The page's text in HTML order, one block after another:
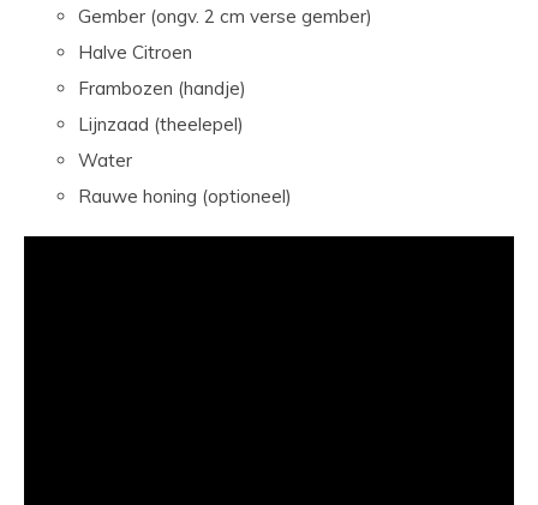
Gember (ongv. 2 cm verse gember)
Halve Citroen
Frambozen (handje)
Lijnzaad (theelepel)
Water
Rauwe honing (optioneel)